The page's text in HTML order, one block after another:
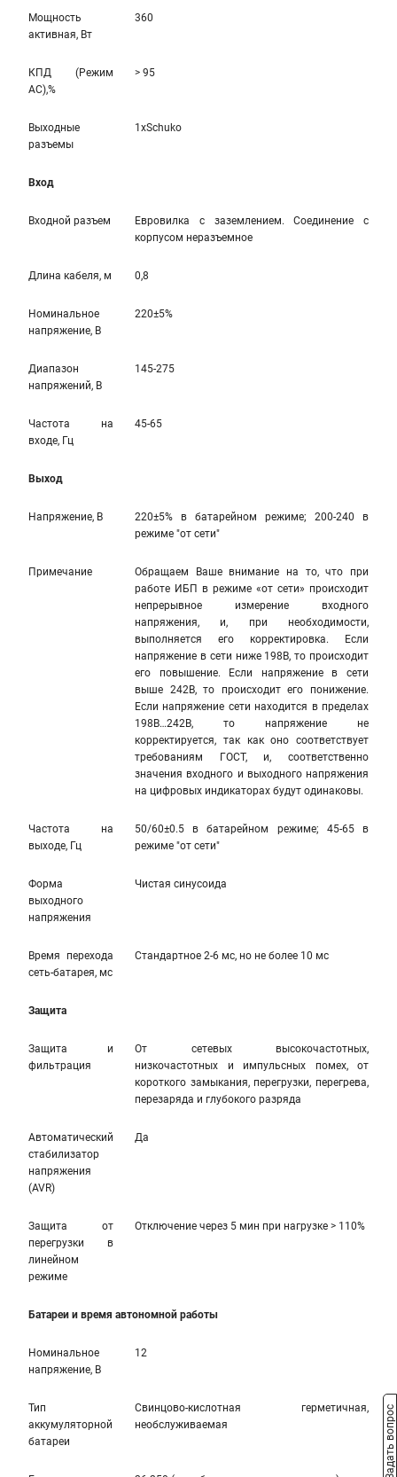
Мощность
активная, Вт
360
КПД (Режим
AC),%
> 95
Выходные
разъемы
1xSchuko
Вход
Входной разъем
Евровилка с заземлением. Соединение с
корпусом неразъемное
Длина кабеля, м 0,8
Номинальное
напряжение, В
220±5%
Диапазон
напряжений, В
145-275
Частота на
входе, Гц
45-65
Выход
Напряжение, В
220±5% в батарейном режиме; 200-240 в
режиме "от сети"
Примечание
Обращаем Ваше внимание на то, что при
работе ИБП в режиме «от сети» происходит
непрерывное измерение входного
напряжения, и, при необходимости,
выполняется его корректировка. Если
напряжение в сети ниже 198В, то происходит
его повышение. Если напряжение в сети
выше 242В, то происходит его понижение.
Если напряжение сети находится в пределах
198В…242В, то напряжение не
корректируется, так как оно соответствует
требованиям ГОСТ, и, соответственно
значения входного и выходного напряжения
на цифровых индикаторах будут одинаковы.
Частота на
выходе, Гц
50/60±0.5 в батарейном режиме; 45-65 в
режиме "от сети"
Форма
выходного
напряжения
Чистая синусоида
Время перехода
сеть-батарея, мс
Стандартное 2-6 мс, но не более 10 мс
Защита
Защита и
фильтрация
От сетевых высокочастотных,
низкочастотных и импульсных помех, от
короткого замыкания, перегрузки, перегрева,
перезаряда и глубокого разряда
Автоматический
стабилизатор
напряжения
(AVR)
Да
Защита от
перегрузки в
линейном
режиме
Отключение через 5 мин при нагрузке > 110%
Батареи и время автономной работы
Номинальное
напряжение, В
12
Тип
аккумуляторной
батареи
Свинцово-кислотная герметичная,
необслуживаемая
Задать вопрос